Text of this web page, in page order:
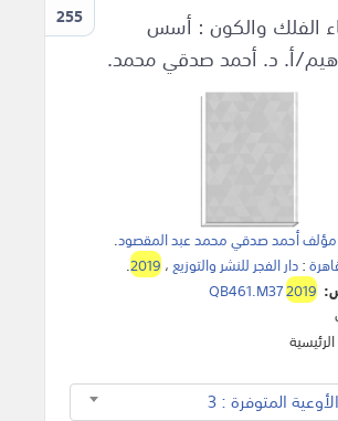
255
الفلك والكون : أسس
أ. د. أحمد صدقي محمد.
.
:دار الفجر للنشر والتوزيع،2019
.
QB461.M372019
المتوفرة : 3